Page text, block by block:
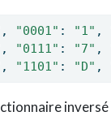
, "0001" : "1" ,
, "0111" : "7" ,
, "1101" : "D" ,
inversé